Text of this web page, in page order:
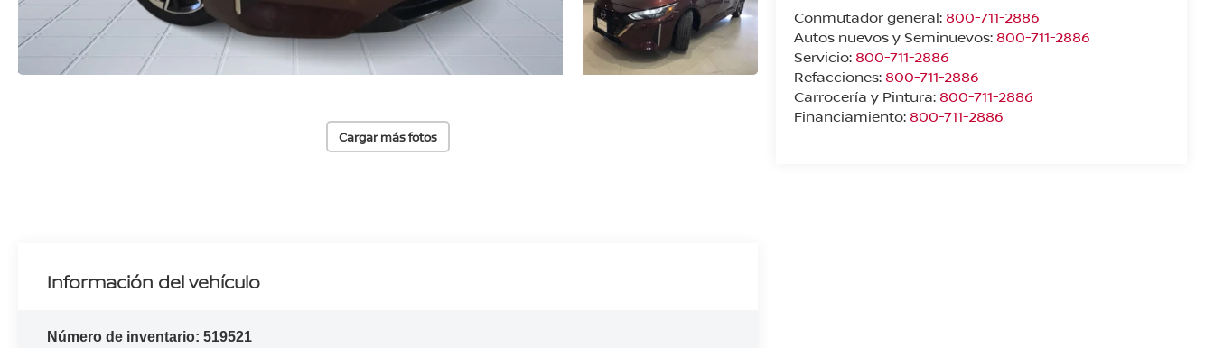
Cargar más fotos
Conmutador general: 800-711-2886
Autos nuevos y Seminuevos: 800-711-2886
Servicio: 800-711-2886
Refacciones: 800-711-2886
Carrocería y Pintura: 800-711-2886
Financiamiento: 800-711-2886
Información del vehículo
Número de inventario:519521